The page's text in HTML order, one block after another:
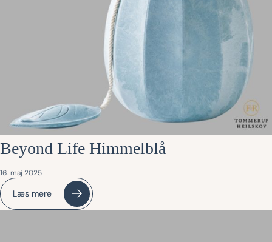
Beyond Life Himmelblå
16. maj 2025
Læs mere